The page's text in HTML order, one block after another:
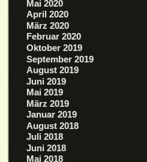
Mai 2020
April 2020
März 2020
Februar 2020
Oktober 2019
September 2019
August 2019
Juni 2019
Mai 2019
März 2019
Januar 2019
August 2018
Juli 2018
Juni 2018
Mai 2018